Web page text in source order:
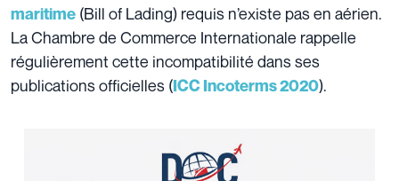
maritime (Bill of Lading) requis n’existe pas en aérien.
La Chambre de Commerce Internationale rappelle
régulièrement cette incompatibilité dans ses
publications officielles (ICC Incoterms 2020).